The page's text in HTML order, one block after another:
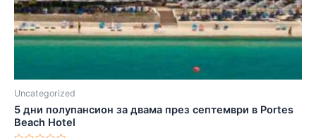
Uncategorized
5 дни полупансион за двама през септември в Portes
Beach Hotel